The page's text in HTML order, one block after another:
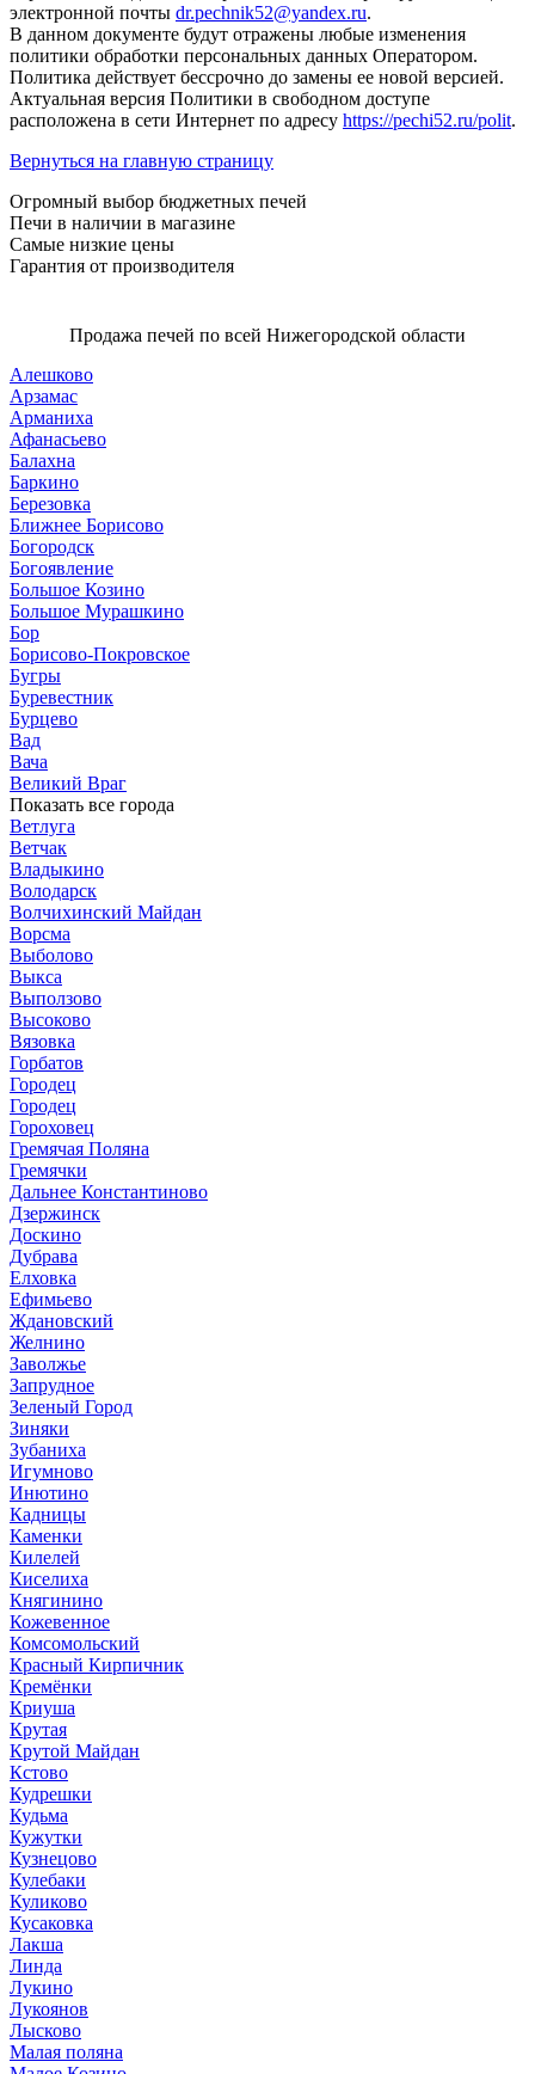
электронной почты dr.pechnik52@yandex.ru.
В данном документе будут отражены любые изменения
политики обработки персональных данных Оператором.
Политика действует бессрочно до замены ее новой версией.
Актуальная версия Политики в свободном доступе
расположена в сети Интернет по адресу https://pechi52.ru/polit.
Вернуться на главную страницу
Огромный выбор бюджетных печей
Печи в наличии в магазине
Самые низкие цены
Гарантия от производителя
Продажа печей по всей Нижегородской области
Алешково
Арзамас
Арманиха
Афанасьево
Балахна
Баркино
Березовка
Ближнее Борисово
Богородск
Богоявление
Большое Козино
Большое Мурашкино
Бор
Борисово-Покровское
Бугры
Буревестник
Бурцево
Вад
Вача
Великий Враг
Показать все города
Ветлуга
Ветчак
Владыкино
Володарск
Волчихинский Майдан
Ворсма
Выболово
Выкса
Выползово
Высоково
Вязовка
Горбатов
Городец
Городец
Гороховец
Гремячая Поляна
Гремячки
Дальнее Константиново
Дзержинск
Доскино
Дубрава
Елховка
Ефимьево
Ждановский
Желнино
Заволжье
Запрудное
Зеленый Город
Зиняки
Зубаниха
Игумново
Инютино
Кадницы
Каменки
Килелей
Киселиха
Княгинино
Кожевенное
Комсомольский
Красный Кирпичник
Кремёнки
Криуша
Крутая
Крутой Майдан
Кстово
Кудрешки
Кудьма
Кужутки
Кузнецово
Кулебаки
Куликово
Кусаковка
Лакша
Линда
Лукино
Лукоянов
Лысково
Малая поляна